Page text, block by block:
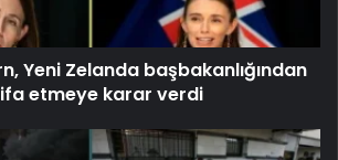
Yeni Zelanda başbakanlığından
etmeye karar verdi